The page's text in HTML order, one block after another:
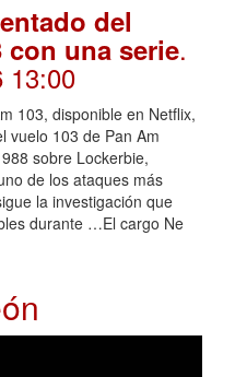
del
con una serie.
13:00
103, disponible en Netflix,
vuelo 103 de Pan Am
sobre Lockerbie,
de los ataques más
la investigación que
durante …El cargo Ne